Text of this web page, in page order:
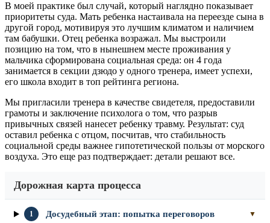
В моей практике был случай, который наглядно показывает
приоритеты суда. Мать ребенка настаивала на переезде сына в
другой город, мотивируя это лучшим климатом и наличием
там бабушки. Отец ребенка возражал. Мы выстроили
позицию на том, что в нынешнем месте проживания у
мальчика сформирована социальная среда: он 4 года
занимается в секции дзюдо у одного тренера, имеет успехи,
его школа входит в топ рейтинга региона.
Мы пригласили тренера в качестве свидетеля, предоставили
грамоты и заключение психолога о том, что разрыв
привычных связей нанесет ребенку травму. Результат: суд
оставил ребенка с отцом, посчитав, что стабильность
социальной среды важнее гипотетической пользы от морского
воздуха. Это еще раз подтверждает: детали решают все.
Дорожная карта процесса
1 Досудебный этап: попытка переговоров ▼